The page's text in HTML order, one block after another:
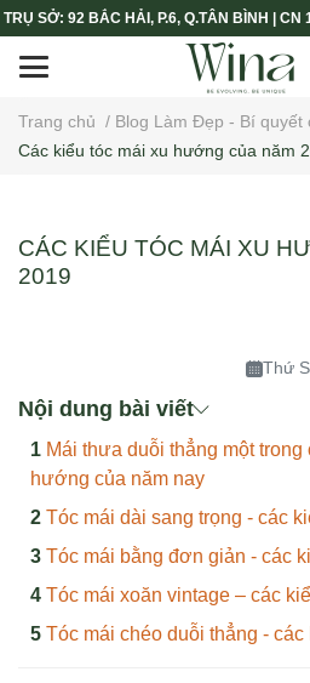
TRỤ SỞ: 92 BẮC HẢI, P.6, Q.TÂN BÌNH | CN
Trang chủ / Blog Làm Đẹp - Bí quyết
Các kiểu tóc mái xu hướng của năm
CÁC KIỂU TÓC MÁI XU
2019
Thứ
Nội dung bài viết
Mái thưa duỗi thẳng một trong
hướng của năm nay
Tóc mái dài sang trọng - các
Tóc mái bằng đơn giản - các
Tóc mái xoăn vintage – các
Tóc mái chéo duỗi thẳng - các